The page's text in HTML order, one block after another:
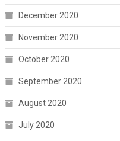
December 2020
November 2020
October 2020
September 2020
August 2020
July 2020